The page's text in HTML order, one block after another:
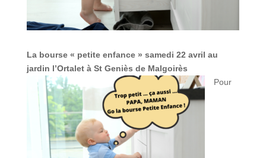
La bourse « petite enfance » samedi 22 avril au
jardin l’Ortalet à St Geniès de Malgoirès
Pour